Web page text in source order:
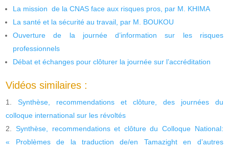
La mission de la CNAS face aux risques pros, par M. KHIMA
La santé et la sécurité au travail, par M. BOUKOU
Ouverture de la journée d’information sur les risques
professionnels
Débat et échanges pour clôturer la journée sur l’accréditation
Vidéos similaires :
Synthèse, recommendations et clôture, des journées du
colloque international sur les révoltés
Synthèse, recommendations et clôture du Colloque National:
« Problèmes de la traduction de/en Tamazight en d’autres